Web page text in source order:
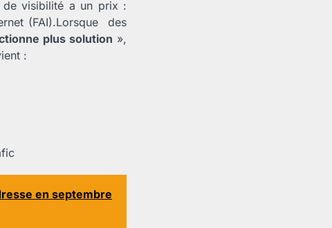
de visibilité a un prix :
(FAI).Lorsque des
plus solution »,
:
en septembre